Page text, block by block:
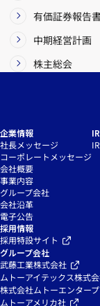
有価証券報告
中期経営計画
株主総会
企業情報
社長メッセージ
コーポレートメッセージ
会社概要
事業内容
グループ会社
会社沿革
電子公告
採用情報
採用特設サイト
グループ会社
武藤工業株式会社
ムトーアイテックス株式
株式会社ムトーエンター
ムトーアメリカ社